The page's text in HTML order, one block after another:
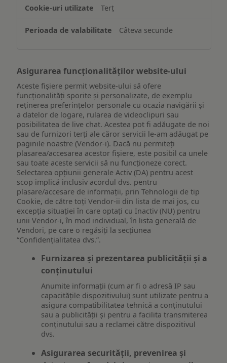
pe
dispozitiv
Terț
Câteva secunde
Asigurarea funcționalităților website-ului
Aceste fișiere permit website-ului să ofere
funcționalități sporite și personalizate, de exemplu
reţinerea preferinţelor personale cu ocazia navigării și
a datelor de logare, rularea de videoclipuri sau
posibilitatea de live chat. Acestea pot fi adăugate de noi
sau de furnizori terți ale căror servicii le-am adăugat pe
paginile noastre (Vendor-i). Dacă nu permiteți
plasarea/accesarea acestor fișiere, este posibil ca unele
sau toate aceste servicii să nu funcționeze corect.
Selectarea opțiunii generale Activ (DA) pentru acest
scop implică inclusiv acordul dvs. pentru
plasare/accesare de informații, prin Tehnologii de tip
Cookie, de către toți Vendor-ii din lista de mai jos, cu
excepția situației în care optați cu Inactiv (NU) pentru
unii Vendor-i, în mod individual, în lista generală de
Vendori, pe care o regăsiți la secțiunea
“Confidențialitatea dvs.”.
Furnizarea și prezentarea publicității și a
conținutului
Anumite informații (cum ar fi o adresă IP sau
capacitățile dispozitivului) sunt utilizate pentru a
asigura compatibilitatea tehnică a conținutului
sau a publicității și pentru a facilita transmiterea
conținutului sau a reclamei către dispozitivul
dvs.
Asigurarea securității, prevenirea și